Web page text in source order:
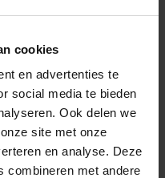
cookies
en advertenties te
social media te bieden
Ook delen we
site met onze
en analyse. Deze
combineren met andere
op voorraad
SHOP NU